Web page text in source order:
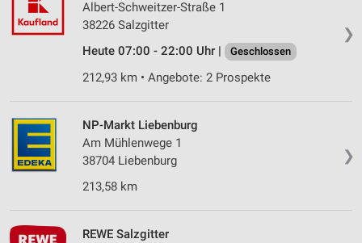
❯
Albert-Schweitzer-Straße 1
38226 Salzgitter
Heute 07:00 - 22:00 Uhr |
Geschlossen
212,93 km • Angebote: 2 Prospekte
❯
NP-Markt Liebenburg
Am Mühlenwege 1
38704 Liebenburg
213,58 km
REWE Salzgitter